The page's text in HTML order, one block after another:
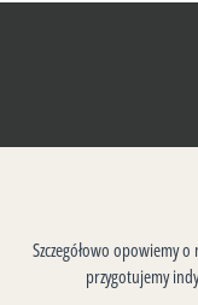
Szczegółowo opowiemy
przygotujemy